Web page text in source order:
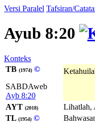
Versi Paralel Tafsiran/
Ayub 8:20
Konteks
TB (1974) ©
SABDAweb
Ayb 8:20
AYT (2018)
Lihatlah,
TL (1954) ©